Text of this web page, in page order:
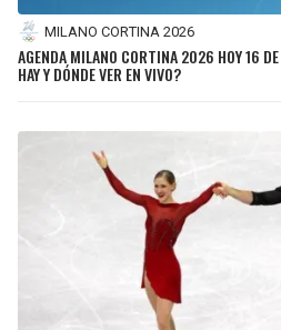
MILANO CORTINA 2026
AGENDA MILANO CORTINA 2026 HOY 16
HAY Y DÓNDE VER EN VIVO?